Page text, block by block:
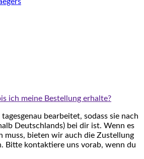
ich meine Bestellung erhalte?
bearbeitet, sodass sie nach
Deutschlands) bei dir ist. Wenn es
muss, bieten wir auch die Zustellung
Bitte kontaktiere uns vorab, wenn du